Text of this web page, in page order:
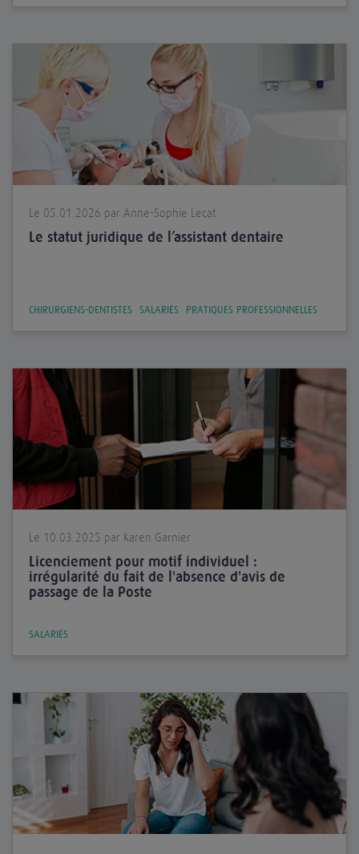
Le 05.01.2026 par Anne-Sophie Lecat
Le statut juridique de l’assistant dentaire
CHIRURGIENS-DENTISTES SALARIÉS PRATIQUES PROFESSIONNELLES
Le 10.03.2025 par Karen Garnier
Licenciement pour motif individuel :
irrégularité du fait de l'absence d'avis de
passage de la Poste
SALARIÉS